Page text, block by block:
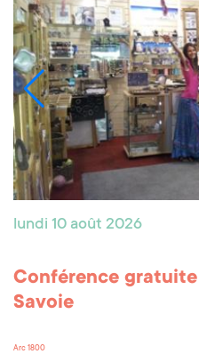
lundi 10 août 2026
Conférence
Savoie
Arc 1800